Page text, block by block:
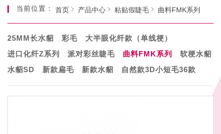
当前位置： 首页 产品中心 粘贴假睫毛 曲料FMK系列
25MM长水貂 彩毛
大半眼化纤款（单线梗）
进口化纤Z系列
派对彩丝睫毛 曲料FMK系列
软梗水貂
水貂SD
新款扁毛 新款水貂 自然款3D小短毛36款